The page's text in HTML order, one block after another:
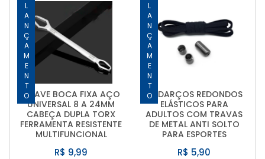
LANÇAMENTO
CHAVE BOCA FIXA AÇO
UNIVERSAL 8 A 24MM
CABEÇA DUPLA TORX
FERRAMENTA RESISTENTE
MULTIFUNCIONAL
R$ 9,99
LANÇAMENTO
CADARÇOS REDONDOS
ELÁSTICOS PARA
ADULTOS COM TRAVAS
DE METAL ANTI SOLTO
PARA ESPORTES
R$ 5,90